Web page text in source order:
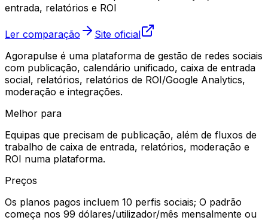
entrada, relatórios e ROI
Ler comparação
Site oficial
Agorapulse é uma plataforma de gestão de redes sociais
com publicação, calendário unificado, caixa de entrada
social, relatórios, relatórios de ROI/Google Analytics,
moderação e integrações.
Melhor para
Equipas que precisam de publicação, além de fluxos de
trabalho de caixa de entrada, relatórios, moderação e
ROI numa plataforma.
Preços
Os planos pagos incluem 10 perfis sociais; O padrão
começa nos 99 dólares/utilizador/mês mensalmente ou